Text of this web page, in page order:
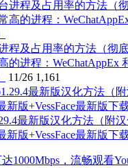
程及占用率的方法（彻
的进程：WeChatAppEx
11/26 1,161
最新版汉化方法（附
新版+VessFace最新版下载